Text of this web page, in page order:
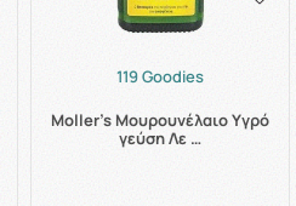
119 Goodies
Moller's Μουρουνέλαιο Υγρό
γεύση Λε …